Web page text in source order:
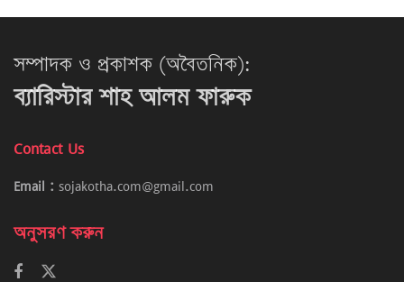
সম্পাদক ও প্রকাশক (অবৈতনিক):
ব্যারিস্টার শাহ আলম ফারুক
Contact Us
Email : sojakotha.com@gmail.com
অনুসরণ করুন